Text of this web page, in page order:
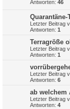
Antworten: 46
Quarantäne-
Letzter Beitrag
Antworten: 1
Terragröße
Letzter Beitrag
Antworten: 1
Letzter Beitrag
Antworten: 6
ab welchem
Letzter Beitrag
Antworten: 4